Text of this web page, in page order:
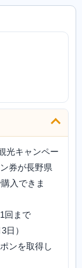
光キャンペー
券が長野県
入できま
回まで
日）
ンを取得し